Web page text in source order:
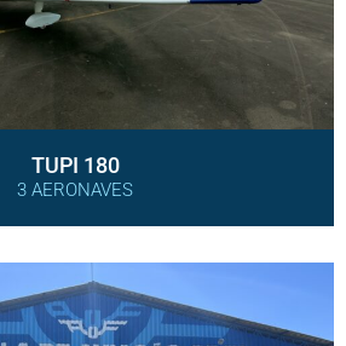
TUPI 180
3 AERONAVES